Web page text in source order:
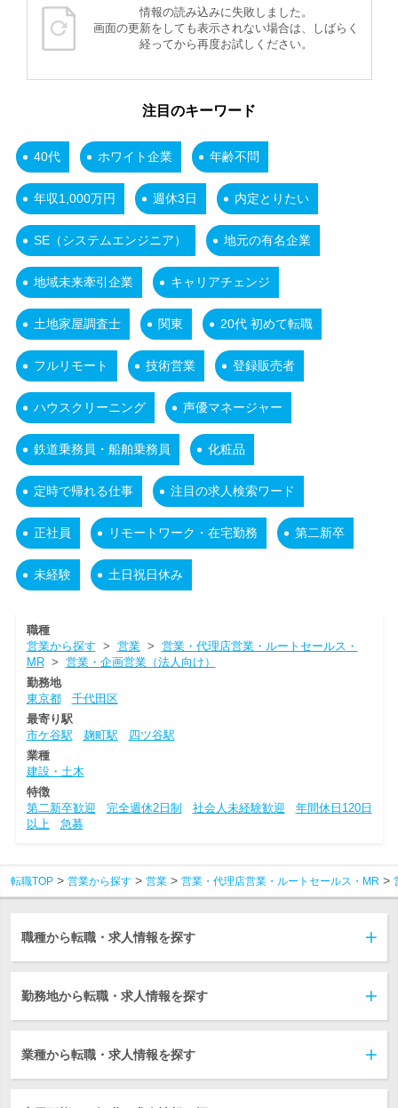
情報の読み込みに失敗しました。
画面の更新をしても表示されない場合は、しばらく
経ってから再度お試しください。
注目のキーワード
40代 ホワイト企業 年齢不問
年収1,000万円 週休3日 内定とりたい
SE（システムエンジニア） 地元の有名企業
地域未来牽引企業 キャリアチェンジ
土地家屋調査士 関東 20代 初めて転職
フルリモート 技術営業 登録販売者
ハウスクリーニング 声優マネージャー
鉄道乗務員・船舶乗務員 化粧品
定時で帰れる仕事 注目の求人検索ワード
正社員 リモートワーク・在宅勤務 第二新卒
未経験 土日祝日休み
職種
営業から探す > 営業> 営業・代理店営業・ルートセールス・
MR> 営業・企画営業（法人向け）
勤務地
東京都
千代田区
最寄り駅
市ケ谷駅
麹町駅
四ツ谷駅
業種
建設・土木
特徴
第二新卒歓迎
完全週休2日制 社会人未経験歓迎
年間休日120日
以上
急募
転職TOP 営業から探す 営業 営業・代理店営業・ルートセールス・MR
職種から転職・求人情報を探す
勤務地から転職・求人情報を探す
業種から転職・求人情報を探す